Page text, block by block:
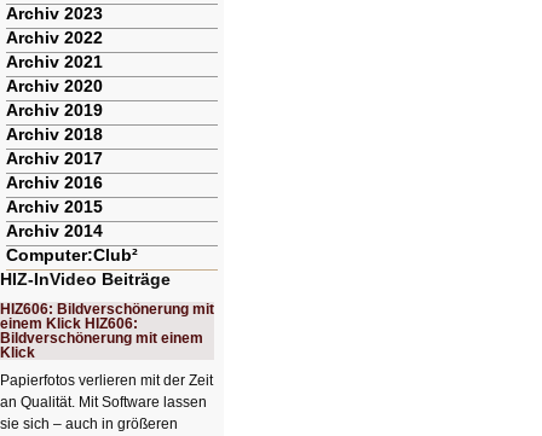
Archiv 2023
Archiv 2022
Archiv 2021
Archiv 2020
Archiv 2019
Archiv 2018
Archiv 2017
Archiv 2016
Archiv 2015
Archiv 2014
Computer:Club²
HIZ-InVideo Beiträge
HIZ606: Bildverschönerung mit
einem Klick HIZ606:
Bildverschönerung mit einem
Klick
Papierfotos verlieren mit der Zeit
an Qualität. Mit Software lassen
sie sich – auch in größeren